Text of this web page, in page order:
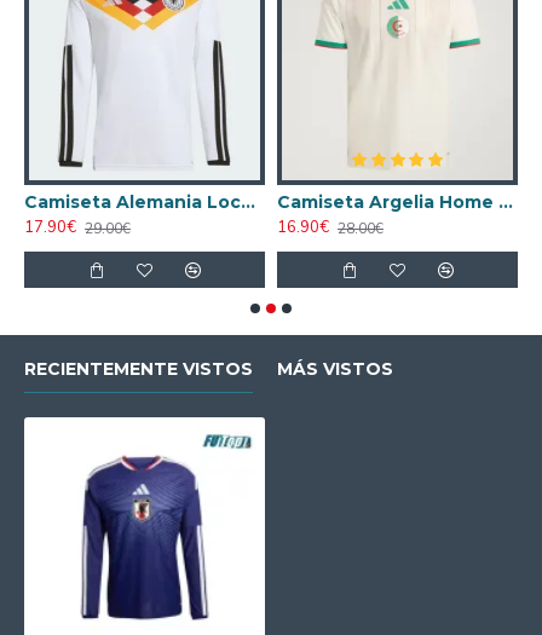
Camiseta Alemania Local Mundial 2026 ML Blanco
17.90€ 29.00€
Camiseta Argelia Home 2026
16.90€ 28.00€
RECIENTEMENTE VISTOS MÁS VISTOS